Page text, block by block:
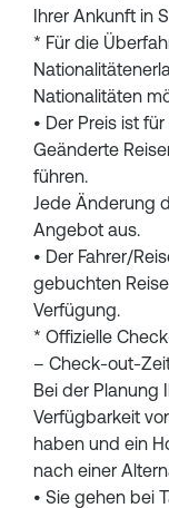
Ihrer Ankunft in
* Für die
Nationalitäten
• Der Preis ist
Geänderte
führen.
Jede Änderung
Angebot aus.
• Der Fahrer/
gebuchten
Verfügung.
* Offizielle
– Check-out-
Bei der Planung
Verfügbarkeit
haben und ein
nach einer
• Sie gehen bei